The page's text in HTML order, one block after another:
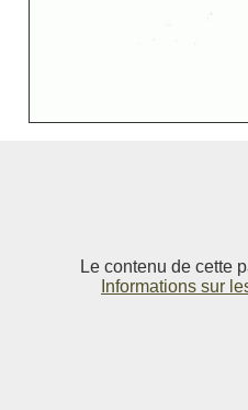
Le contenu de cette
Informations sur